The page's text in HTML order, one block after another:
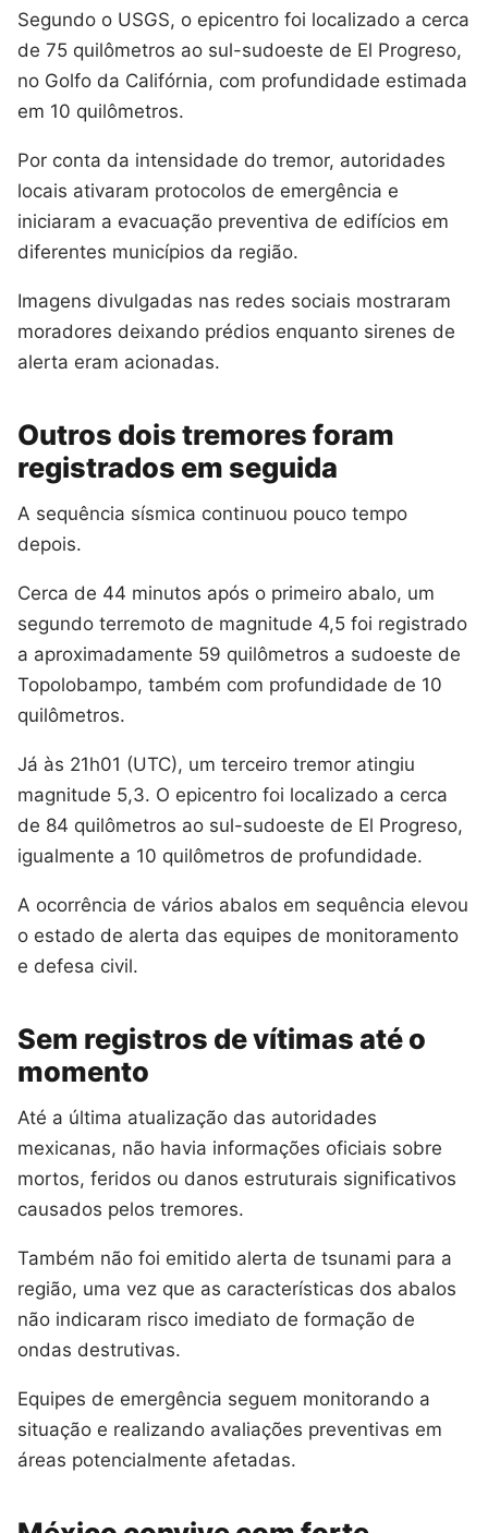
Segundo o USGS, o epicentro foi localizado a cerca
de 75 quilômetros ao sul-sudoeste de El Progreso,
no Golfo da Califórnia, com profundidade estimada
em 10 quilômetros.
Por conta da intensidade do tremor, autoridades
locais ativaram protocolos de emergência e
iniciaram a evacuação preventiva de edifícios em
diferentes municípios da região.
Imagens divulgadas nas redes sociais mostraram
moradores deixando prédios enquanto sirenes de
alerta eram acionadas.
Outros dois tremores foram
registrados em seguida
A sequência sísmica continuou pouco tempo
depois.
Cerca de 44 minutos após o primeiro abalo, um
segundo terremoto de magnitude 4,5 foi registrado
a aproximadamente 59 quilômetros a sudoeste de
Topolobampo, também com profundidade de 10
quilômetros.
Já às 21h01 (UTC), um terceiro tremor atingiu
magnitude 5,3. O epicentro foi localizado a cerca
de 84 quilômetros ao sul-sudoeste de El Progreso,
igualmente a 10 quilômetros de profundidade.
A ocorrência de vários abalos em sequência elevou
o estado de alerta das equipes de monitoramento
e defesa civil.
Sem registros de vítimas até o
momento
Até a última atualização das autoridades
mexicanas, não havia informações oficiais sobre
mortos, feridos ou danos estruturais significativos
causados pelos tremores.
Também não foi emitido alerta de tsunami para a
região, uma vez que as características dos abalos
não indicaram risco imediato de formação de
ondas destrutivas.
Equipes de emergência seguem monitorando a
situação e realizando avaliações preventivas em
áreas potencialmente afetadas.